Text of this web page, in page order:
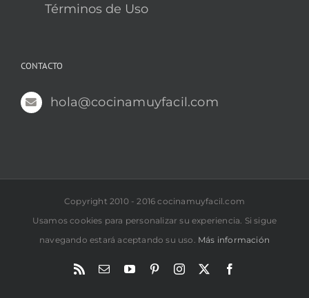
Términos de Uso
CONTACTO
hola@cocinamuyfacil.com
Copyright 2010 - 2016 cocinamuyfacil.com
Usamos cookies para personalizar su experiencia. Si sigue
navegando estará aceptando su uso. Más información
Rss
CorreoYouTubePinterestInstagram